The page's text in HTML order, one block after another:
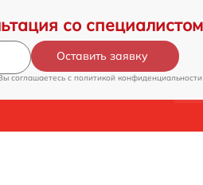
со специалистом
Оставить заявку
соглашаетесь c политикой конфиденциальности